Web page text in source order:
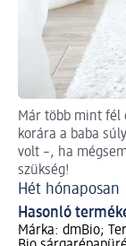
Már több mint fél
korára a baba
volt –, ha
szükség!
Hét hónaposan
Hasonló
Márka: dmBio;